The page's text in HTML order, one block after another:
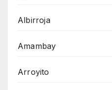
Albirroja
Amambay
Arroyito